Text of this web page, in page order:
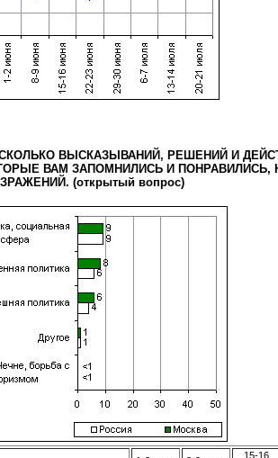
ВЫСКАЗЫВАНИЙ, РЕШЕНИЙ И
ВАМ ЗАПОМНИЛИСЬ И ПОНРАВИЛИСЬ,
(открытый вопрос)
15-16